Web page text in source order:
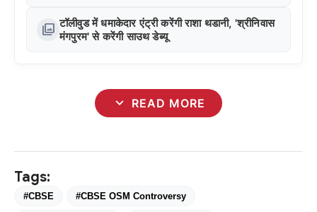
photo_library टॉलीवुड में धमाकेदार एंट्री करेंगी राशा थडानी, 'श्रीनिवास
मंगपुरम' से करेंगी साउथ डेब्यू
expand_more READ MORE
Tags:
#CBSE #CBSE OSM Controversy